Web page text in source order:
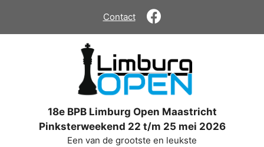
de
Contact
18e BPB Limburg Open Maastricht
Pinksterweekend 22 t/m 25 mei 2026
Een van de grootste en leukste